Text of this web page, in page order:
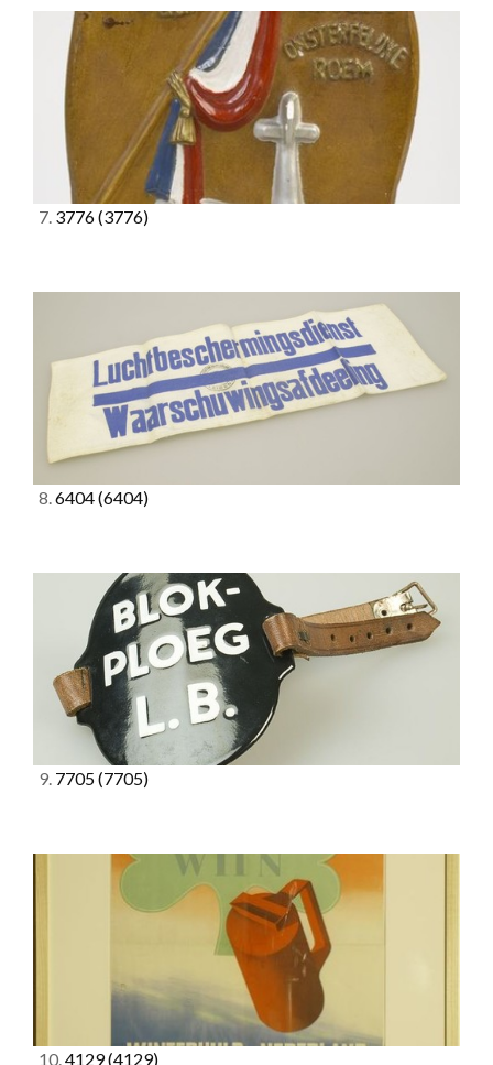
7. 3776(3776)
8.6404(6404)
9. 7705(7705)
10.4129(4129)